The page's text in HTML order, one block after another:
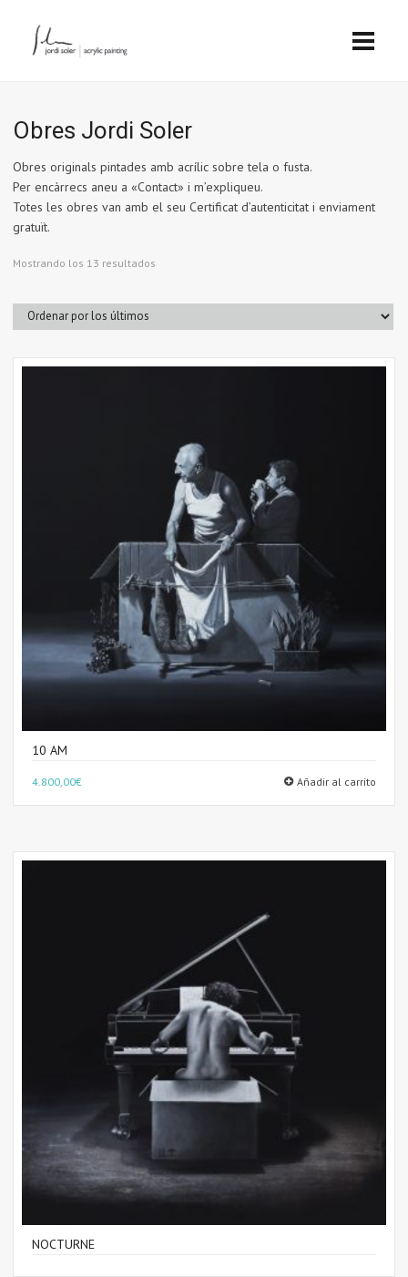
Obres Jordi Soler
Obres originals pintades amb acrílic sobre tela o fusta.
Per encàrrecs aneu a «Contact» i m’expliqueu.
Totes les obres van amb el seu Certificat d’autenticitat i enviament
gratuït.
Mostrando los 13 resultados
10 AM
4.800,00€ Añadir al carrito
NOCTURNE